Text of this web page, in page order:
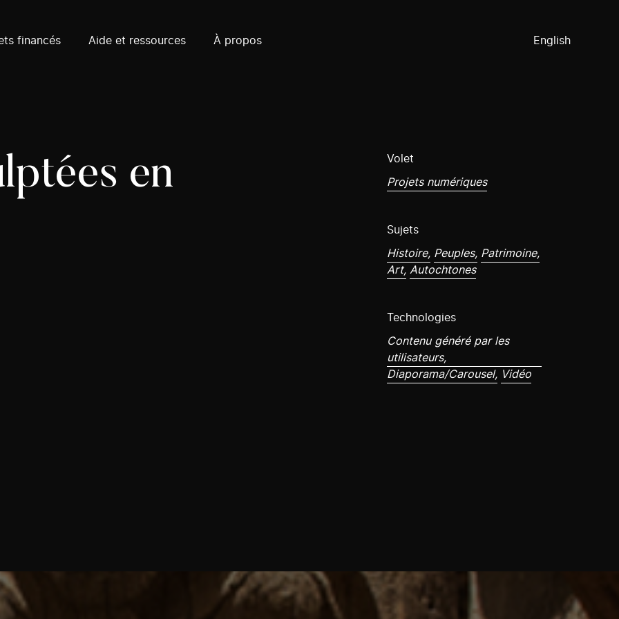
financés Aide et ressources À propos English
en Volet
Projets numériques
Sujets
Histoire, Peuples, Patrimoine,
Art, Autochtones
Technologies
Contenu généré par les
utilisateurs,
Diaporama/Carousel, Vidéo